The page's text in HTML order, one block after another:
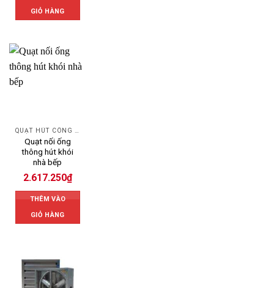
GIỎ HÀNG
QUẠT HÚT CÔNG NGHIỆP
Quạt nối ống
thông hút khói
nhà bếp
2.617.250₫
THÊM VÀO
GIỎ HÀNG